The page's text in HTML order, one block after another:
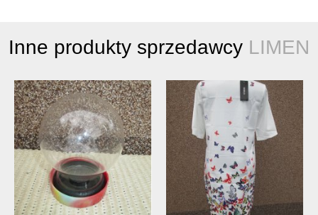
Inne produkty sprzedawcy LIMEN